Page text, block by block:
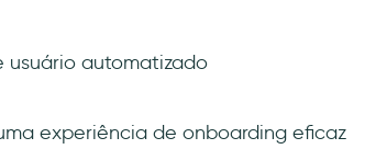
usuário automatizado
experiência de onboarding eficaz